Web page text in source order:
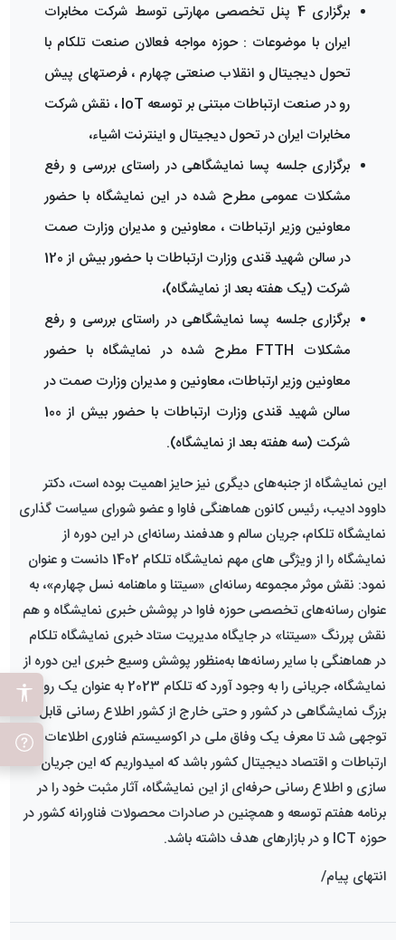
برگزاری 4 پنل تخصصی مهارتی توسط شرکت مخابرات
ایران با موضوعات : حوزه مواجه فعالان صنعت تلکام با
تحول دیجیتال و انقلاب صنعتی چهارم ، فرصتهای پیش
رو در صنعت ارتباطات مبتنی بر توسعه IoT ، نقش شرکت
مخابرات ایران در تحول دیجیتال و اینترنت اشیاء،
برگزاری جلسه پسا نمایشگاهی در راستای بررسی و رفع
مشکلات عمومی مطرح شده در این نمایشگاه با حضور
معاونین وزیر ارتباطات ، معاونین و مدیران وزارت صمت
در سالن شهید قندی وزارت ارتباطات با حضور بیش از 120
شرکت (یک هفته بعد از نمایشگاه)،
برگزاری جلسه پسا نمایشگاهی در راستای بررسی و رفع
مشکلات FTTH مطرح شده در نمایشگاه با حضور
معاونین وزیر ارتباطات، معاونین و مدیران وزارت صمت در
سالن شهید قندی وزارت ارتباطات با حضور بیش از 100
شرکت (سه هفته بعد از نمایشگاه).
این نمایشگاه از جنبه‌های دیگری نیز حایز اهمیت بوده است، دکتر
داوود ادیب، رئیس کانون هماهنگی فاوا و عضو شورای سیاست گذاری
نمایشگاه تلکام، جریان سالم و هدفمند رسانه‌ای در این دوره از
نمایشگاه را از ویژگی های مهم نمایشگاه تلکام 1402 دانست و عنوان
نمود: نقش موثر مجموعه رسانه‌ای «سیتنا و ماهنامه نسل چهارم»، به
عنوان رسانه‌های تخصصی حوزه فاوا در پوشش خبری نمایشگاه و هم
نقش پررنگ «سیتنا» در جایگاه مدیریت ستاد خبری نمایشگاه تلکام
در هماهنگی با سایر رسانه‌ها به‌منظور پوشش وسیع خبری این دوره از
نمایشگاه، جریانی را به وجود آورد که تلکام 2023 به عنوان یک رویداد
بزرگ نمایشگاهی در کشور و حتی خارج از کشور اطلاع رسانی قابل
توجهی شد تا معرف یک وفاق ملی در اکوسیستم فناوری اطلاعات و
ارتباطات و اقتصاد دیجیتال کشور باشد که امیدواریم که این جریان
سازی و اطلاع رسانی حرفه‌ای از این نمایشگاه، آثار مثبت خود را در
برنامه هفتم توسعه و همچنین در صادرات محصولات فناورانه کشور در
حوزه ICT و در بازارهای هدف داشته باشد.
انتهای پیام/